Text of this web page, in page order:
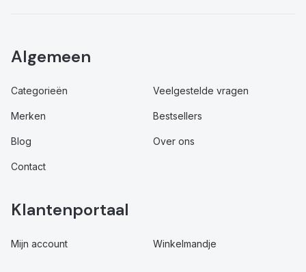
Algemeen
Categorieën Veelgestelde vragen
Merken Bestsellers
Blog Over ons
Contact
Klantenportaal
Mijn account Winkelmandje